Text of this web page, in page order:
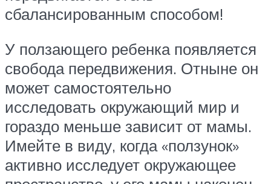
сбалансированным способом!
У ползающего ребенка появляется
свобода передвижения. Отныне он
может самостоятельно
исследовать окружающий мир и
гораздо меньше зависит от мамы.
Имейте в виду, когда «ползунок»
активно исследует окружающее